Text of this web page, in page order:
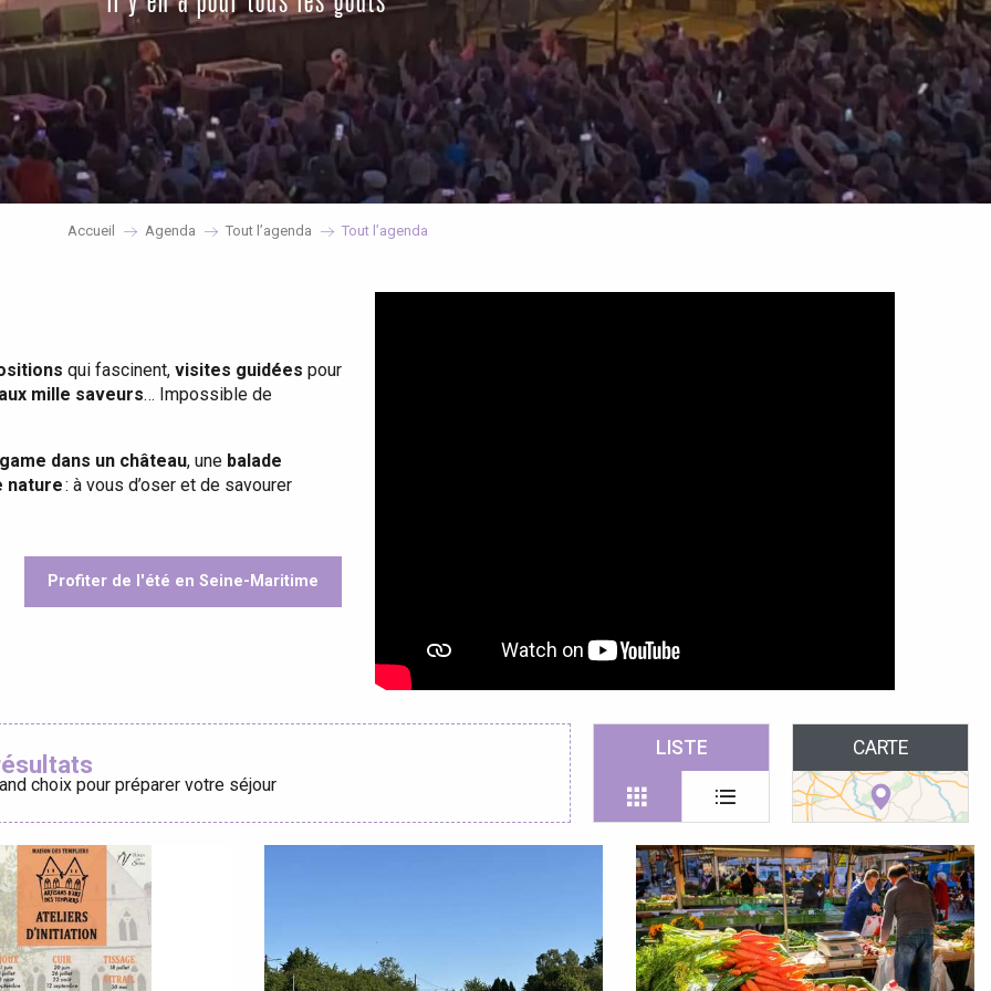
Accueil Agenda Tout l’agenda Tout l’agenda
qui fascinent, visites guidées pour
mille saveurs… Impossible de
dans un château, une balade
nature: à vous d’oser et de savourer
Profiter de l'été en Seine-Maritime
choix pour préparer votre séjour
LISTE CARTE